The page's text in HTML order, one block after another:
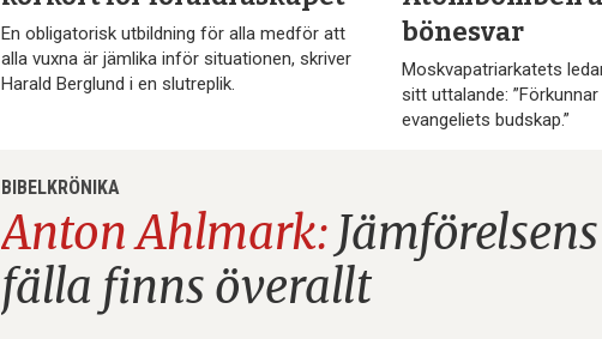
En obligatorisk utbildning för alla medför att
alla vuxna är jämlika inför situationen, skriver
Harald Berglund i en slutreplik.
bönesvar
Moskvapatriarkatets
sitt uttalande:
evangeliets budskap.”
BIBELKRÖNIKA
Anton Ahlmark: Jämförelsens
fälla finns överallt